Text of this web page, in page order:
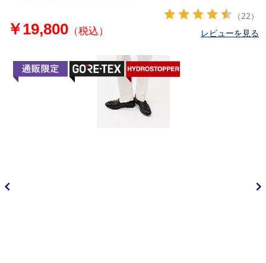
￥19,800（税込）
（22）
レビューを見る